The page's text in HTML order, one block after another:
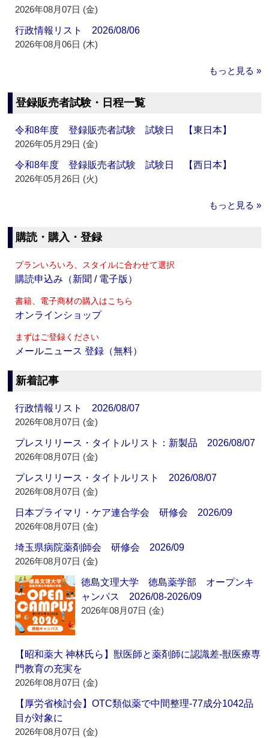
2026年08月07日 (金)
行政情報リスト 2026/08/06
2026年08月06日 (木)
もっと見る »
登録販売者試験・日程一覧
令和8年度 登録販売者試験 試験日 【東日本】
2026年05月29日 (金)
令和8年度 登録販売者試験 試験日 【西日本】
2026年05月26日 (火)
もっと見る »
購読・購入・登録
プランいろいろ、スタイルに合わせて選択
購読申込み（新聞 / 電子版）
書籍、電子商材の購入はこちら
オンラインショップ
まずはご登録ください
メールニュース 登録（無料）
新着記事
行政情報リスト 2026/08/07
2026年08月07日 (金)
プレスリリース・タイトルリスト：新製品 2026/08/07
2026年08月07日 (金)
プレスリリース・タイトルリスト 2026/08/07
2026年08月07日 (金)
日本プライマリ・ケア連合学会 研修会 2026/09
2026年08月07日 (金)
埼玉県病院薬剤師会 研修会 2026/09
2026年08月07日 (金)
徳島文理大学 徳島薬学部 オープンキ
ャンパス 2026/08-2026/09
2026年08月07日 (金)
【昭和薬大 神林氏ら】獣医師と薬剤師に認識差‐獣医療専
門教育の充実を
2026年08月07日 (金)
【厚労省検討会】OTC類似薬で中間整理‐77成分1042品
目が対象に
2026年08月07日 (金)